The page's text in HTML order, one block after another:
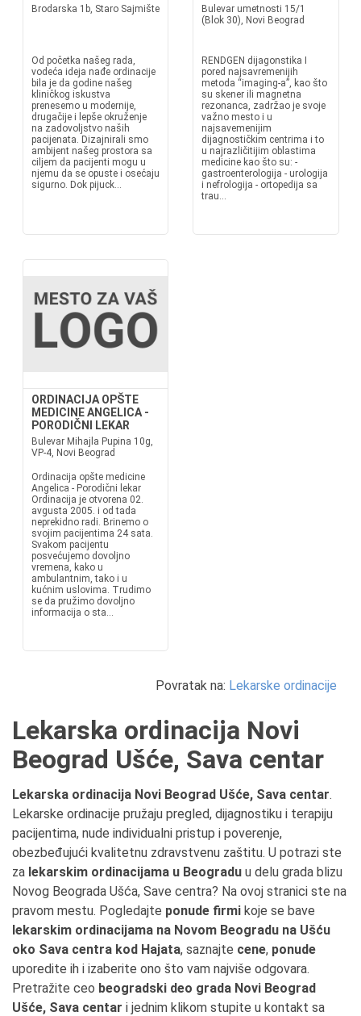
Brodarska 1b, Staro Sajmište
Od početka našeg rada,
vodeća ideja nađe ordinacije
bila je da godine našeg
kliničkog iskustva
prenesemo u modernije,
drugačije i lepše okruženje
na zadovoljstvo naših
pacijenata. Dizajnirali smo
ambijent našeg prostora sa
ciljem da pacijenti mogu u
njemu da se opuste i osećaju
sigurno. Dok pijuck...
Bulevar umetnosti 15/1
(Blok 30), Novi Beograd
RENDGEN dijagonstika I
pored najsavremenijih
metoda “imaging-a”, kao što
su skener ili magnetna
rezonanca, zadržao je svoje
važno mesto i u
najsavemenijim
dijagnostičkim centrima i to
u najrazličitijim oblastima
medicine kao što su: -
gastroenterologija - urologija
i nefrologija - ortopedija sa
trau...
ORDINACIJA OPŠTE
MEDICINE ANGELICA -
PORODIČNI LEKAR
Bulevar Mihajla Pupina 10g,
VP-4, Novi Beograd
Ordinacija opšte medicine
Angelica - Porodični lekar
Ordinacija je otvorena 02.
avgusta 2005. i od tada
neprekidno radi. Brinemo o
svojim pacijentima 24 sata.
Svakom pacijentu
posvećujemo dovoljno
vremena, kako u
ambulantnim, tako i u
kućnim uslovima. Trudimo
se da pružimo dovoljno
informacija o sta...
Povratak na: Lekarske ordinacije
Lekarska ordinacija Novi
Beograd Ušće, Sava centar
Lekarska ordinacija Novi Beograd Ušće, Sava centar.
Lekarske ordinacije pružaju pregled, dijagnostiku i terapiju
pacijentima, nude individualni pristup i poverenje,
obezbeđujući kvalitetnu zdravstvenu zaštitu. U potrazi ste
za lekarskim ordinacijama u Beogradu u delu grada blizu
Novog Beograda Ušća, Save centra? Na ovoj stranici ste na
pravom mestu. Pogledajte ponude firmi koje se bave
lekarskim ordinacijama na Novom Beogradu na Ušću
oko Sava centra kod Hajata, saznajte cene, ponude
uporedite ih i izaberite ono što vam najviše odgovara.
Pretražite ceo beogradski deo grada Novi Beograd
Ušće, Sava centar i jednim klikom stupite u kontakt sa